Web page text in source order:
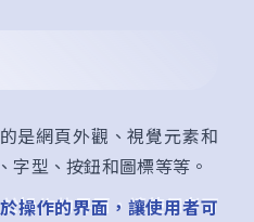
是網頁外觀、視覺元素和
字型、按鈕和圖標等等。
操作的界面，讓使用者可